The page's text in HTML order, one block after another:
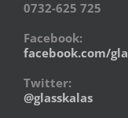
0732-625 725
Facebook:
facebook.com/
Twitter:
@glasskalas